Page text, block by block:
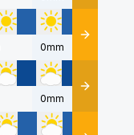
0mm Détails
0mm Détails